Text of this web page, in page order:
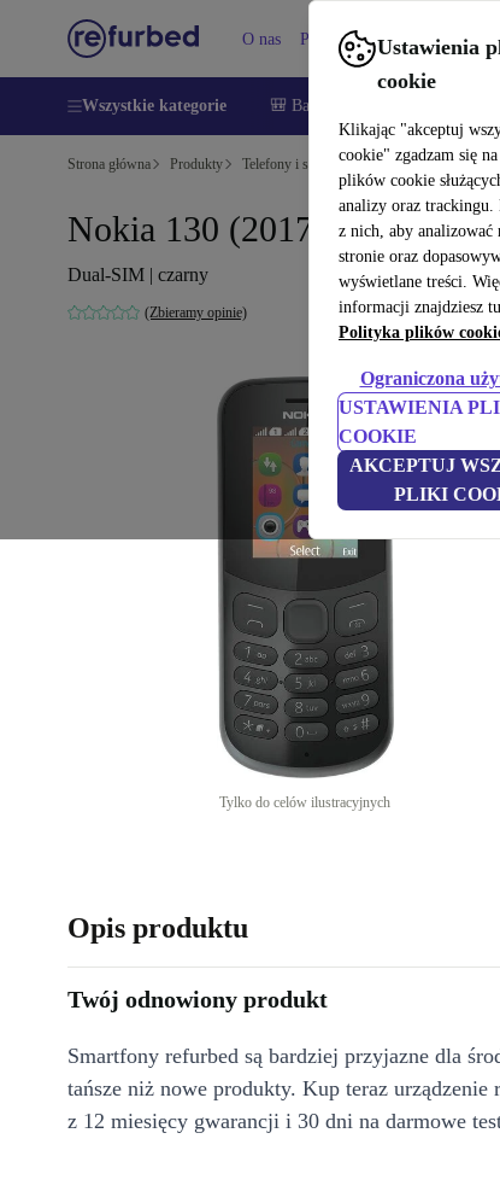
Ustawienia
cookie
Klikając "akceptuj
cookie" zgadzam się
plików cookie
analizy oraz trackingu.
z nich, aby analizować
stronie oraz
wyświetlane treści.
informacji znajdziesz
Polityka plików
Ograniczona
USTAWIENIA
COOKIE
AKCEPTUJ
PLIKI
O nas Pomoc
Wszystkie kategorie 🎒 Back to school
Strona główna Produkty Telefony i smartfony Telefony Nokia
Nokia 130 (2017)
Dual-SIM | czarny
(Zbieramy opinie)
Tylko do celów ilustracyjnych
Opis produktu
Twój odnowiony produkt
Smartfony refurbed są bardziej przyjazne dla
tańsze niż nowe produkty. Kup teraz urządzenie
z 12 miesięcy gwarancji i 30 dni na darmowe